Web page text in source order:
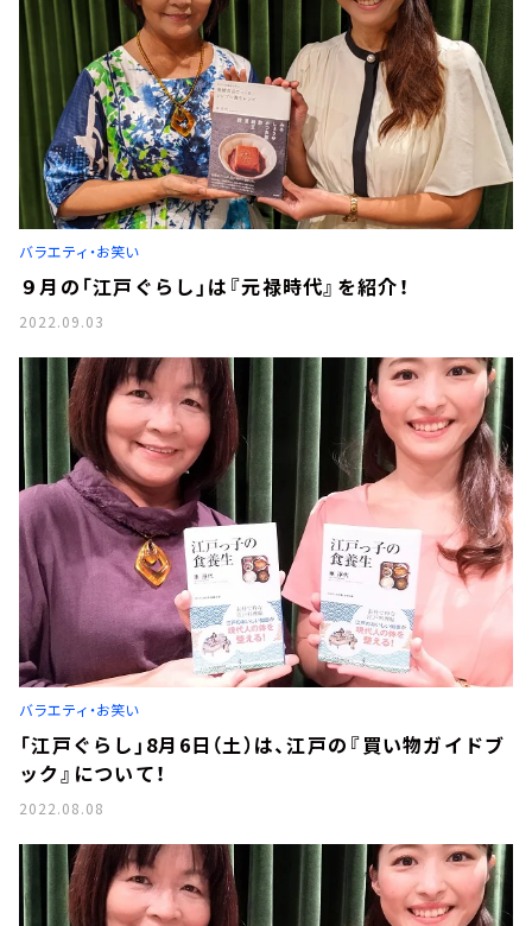
バラエティ・お笑い
９月の「江戸ぐらし」は『元禄時代』を紹介！
2022.09.03
バラエティ・お笑い
「江戸ぐらし」8月6日（土）は、江戸の『買い物ガイドブ
ック』について！
2022.08.08